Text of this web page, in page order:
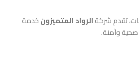
تقدم شركةالرواد المتميزونخدمة
صحية وآمنة.